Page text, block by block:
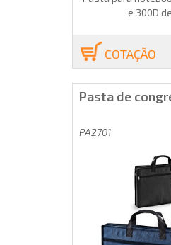
e 300D
COTAÇÃO
Pasta de
PA2701